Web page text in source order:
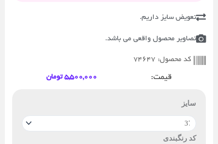
تعویض سایز داریم.
تصاویر محصول واقعی می باشد.
کد محصول: 74647
قیمت: 5,500,000 تومان
سایز
کد رنگبندی
اسیکس
۴
زنانه